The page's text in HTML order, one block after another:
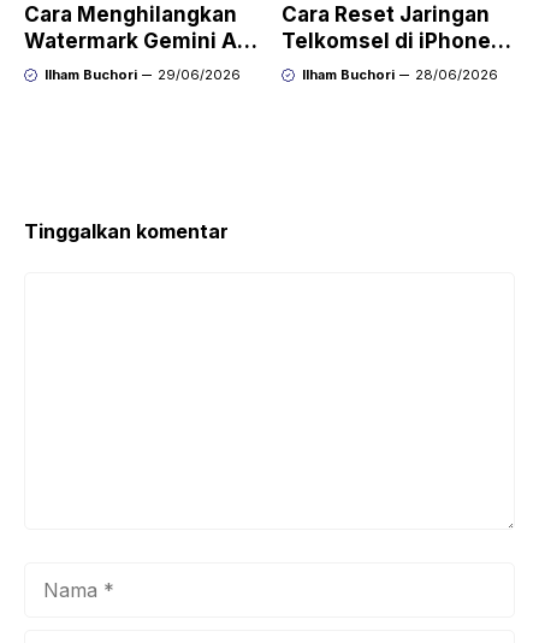
Cara Menghilangkan
Watermark Gemini AI
dengan Mudah Hasil
Ilham Buchori 29/06/2026
Cara Reset Jaringan
Telkomsel di iPhone
agar Koneksi Stabil
Ilham Buchori 28/06/2026
Tinggalkan komentar